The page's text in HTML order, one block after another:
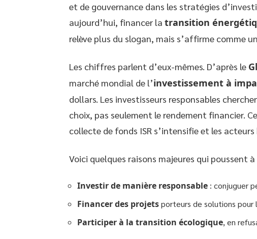
et de gouvernance dans les stratégies
aujourd’hui, financer la transition
relève plus du slogan, mais s’affirme comme
Les chiffres parlent d’eux-mêmes. D’après le
marché mondial de l’investissement à
dollars. Les investisseurs responsables
choix, pas seulement le rendement financier.
collecte de fonds ISR s’intensifie et les
Voici quelques raisons majeures qui poussent
Investir de manière responsable : conjuguer
Financer des projetsporteurs de solutions
Participer à la transition écologique, en